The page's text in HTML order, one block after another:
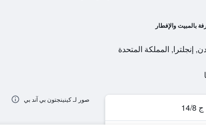
بالمبيت والإفطار
ج 14/8
صور لـ كينينجتون بي آند بي